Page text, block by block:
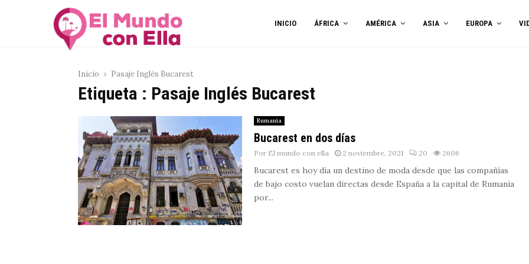
INICIO ÁFRICA AMÉRICA ASIA EUROPA
Inicio Pasaje Inglés Bucarest
Etiqueta : Pasaje Inglés Bucarest
Rumanía
Bucarest en dos días
Por El mundo con ella 2 noviembre, 2021 20 2606
Bucarest es hoy día un destino de moda desde que las compañías
de bajo costo vuelan directas desde España a la capital de Rumanía
por...